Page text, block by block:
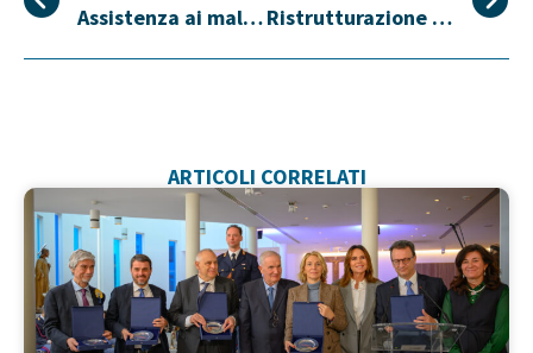
Assistenza ai malati di leucemia Ristrutturazione reparti ospedalieri
ARTICOLI CORRELATI